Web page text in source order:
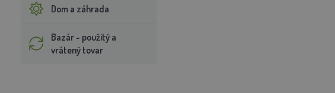
Dom a záhrada
Bazár - použitý a
vrátený tovar